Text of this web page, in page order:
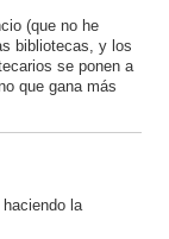
(que no he
bibliotecas, y los
se ponen a
que gana más
la